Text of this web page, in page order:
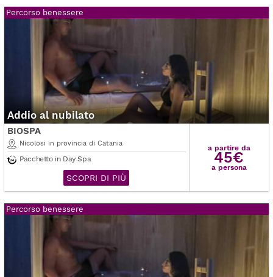
Percorso benessere
Addio al nubilato
BIOSPA
Nicolosi in provincia di Catania
Pacchetto in Day Spa
SCOPRI DI PIÙ
a partire da
45€
a persona
Percorso benessere